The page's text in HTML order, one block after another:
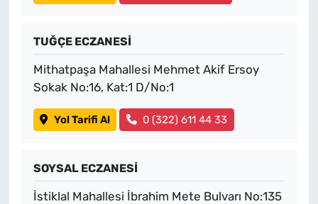
TUĞÇE ECZANESİ
Mithatpaşa Mahallesi Mehmet Akif Ersoy
Sokak No:16, Kat:1 D/No:1
Yol Tarifi Al 0 (322) 611 44 33
SOYSAL ECZANESİ
İstiklal Mahallesi İbrahim Mete Bulvarı No:135